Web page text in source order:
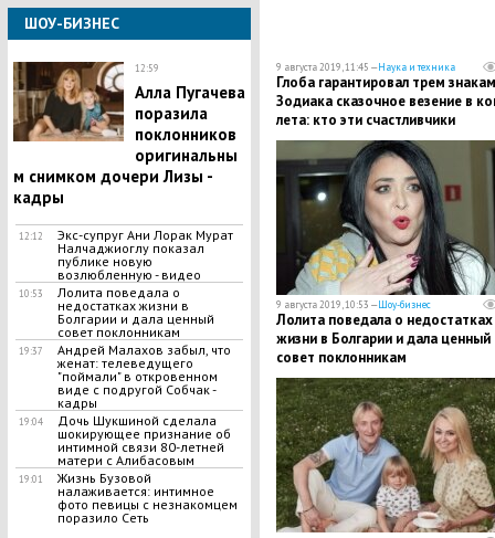
ШОУ-БИЗНЕС
12:59
Алла Пугачева
поразила
поклонников
оригинальны
м снимком дочери Лизы -
кадры
12:12
Экс-супруг Ани Лорак Мурат
Налчаджиоглу показал
публике новую
возлюбленную - видео
10:53
​Лолита поведала о
недостатках жизни в
Болгарии и дала ценный
совет поклонникам
19:37
​Андрей Малахов забыл, что
женат: телеведущего
"поймали" в откровенном
виде с подругой Собчак -
кадры
19:04
Дочь Шукшиной сделала
шокирующее признание об
интимной связи 80-летней
матери с Алибасовым
19:01
Жизнь Бузовой
налаживается: интимное
фото певицы с незнакомцем
поразило Сеть
9 августа 2019, 11:45 —Наука и техника
Глоба гарантировал трем знакам
Зодиака сказочное везение в
лета: кто эти счастливчики
9 августа 2019, 10:53 —Шоу-бизнес
​Лолита поведала о недостатках
жизни в Болгарии и дала ценный
совет поклонникам